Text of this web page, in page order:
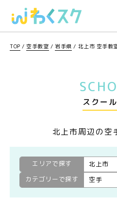
TOP / 空手教室 / 岩手県 / 北上市 空手教
スクー
北上市周辺の空
エリアで探す 北上市
カテゴリーで探す
空手